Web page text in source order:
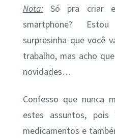
Nota:Só pra criar
smartphone?
surpresinha que você
trabalho, mas acho
novidades…
Confesso que nunca
estes assuntos,
medicamentos e